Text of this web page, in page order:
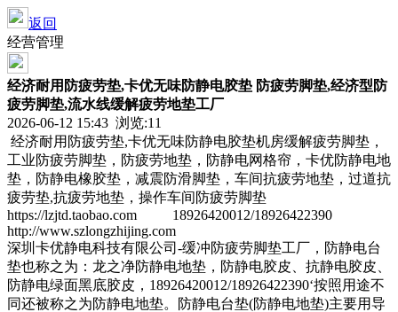
返回
经营管理
经济耐用防疲劳垫,卡优无味防静电胶垫 防疲劳脚垫,经济型防
疲劳脚垫,流水线缓解疲劳地垫工厂
2026-06-12 15:43 浏览:11
经济耐用防疲劳垫,卡优无味防静电胶垫机房缓解疲劳脚垫，
工业防疲劳脚垫，防疲劳地垫，防静电网格帘，卡优防静电地
垫，防静电橡胶垫，减震防滑脚垫，车间抗疲劳地垫，过道抗
疲劳垫,抗疲劳地垫，操作车间防疲劳脚垫
https://lzjtd.taobao.com 18926420012/18926422390
http://www.szlongzhijing.com
深圳卡优静电科技有限公司-缓冲防疲劳脚垫工厂，防静电台
垫也称之为：龙之净防静电地垫，防静电胶皮、抗静电胶皮、
防静电绿面黑底胶皮，18926420012/18926422390‘按照用途不
同还被称之为防静电地垫。防静电台垫(防静电地垫)主要用导